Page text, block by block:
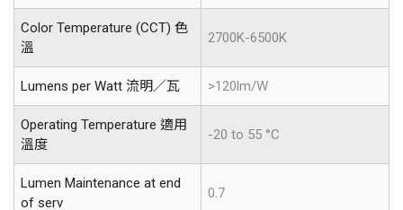
Color Temperature (CCT) 色
溫
2700K-6500K
Lumens per Watt 流明／瓦 >120lm/W
Operating Temperature 適用
溫度
-20 to 55 °C
Lumen Maintenance at end
of serv
0.7